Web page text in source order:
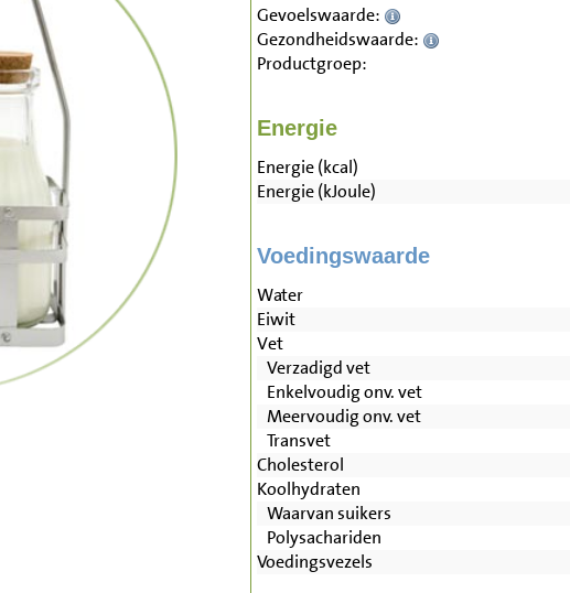
Gevoelswaarde:
Gezondheidswaarde:
Productgroep:
Energie
Energie (kcal)
Energie (kJoule)
Voedingswaarde
Water
Eiwit
Vet
Verzadigd vet
Enkelvoudig onv. vet
Meervoudig onv. vet
Transvet
Cholesterol
Koolhydraten
Waarvan suikers
Polysachariden
Voedingsvezels